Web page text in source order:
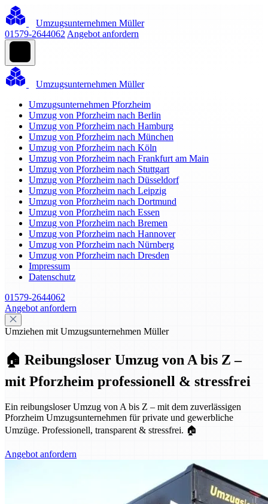
Umzugsunternehmen Müller
01579-2644062 Angebot anfordern
Umzugsunternehmen Müller
Umzugsunternehmen Pforzheim
Umzug von Pforzheim nach Berlin
Umzug von Pforzheim nach Hamburg
Umzug von Pforzheim nach München
Umzug von Pforzheim nach Köln
Umzug von Pforzheim nach Frankfurt am Main
Umzug von Pforzheim nach Stuttgart
Umzug von Pforzheim nach Düsseldorf
Umzug von Pforzheim nach Leipzig
Umzug von Pforzheim nach Dortmund
Umzug von Pforzheim nach Essen
Umzug von Pforzheim nach Bremen
Umzug von Pforzheim nach Hannover
Umzug von Pforzheim nach Nürnberg
Umzug von Pforzheim nach Dresden
Impressum
Datenschutz
01579-2644062
Angebot anfordern
Umziehen mit Umzugsunternehmen Müller
🏠 Reibungsloser Umzug von A bis Z –
mit Pforzheim professionell & stressfrei
Ein reibungsloser Umzug von A bis Z – mit dem zuverlässigen
Pforzheim Umzugsunternehmen für private und gewerbliche
Umzüge. Professionell, transparent & stressfrei. 🏠
Angebot anfordern